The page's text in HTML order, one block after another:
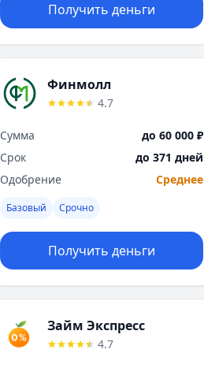
Получить деньги
Финмолл
4.7
Сумма
до 60 000 ₽
Срок
до 371 дней
Одобрение
Среднее
Базовый Срочно
Получить деньги
Займ Экспресс
4.7